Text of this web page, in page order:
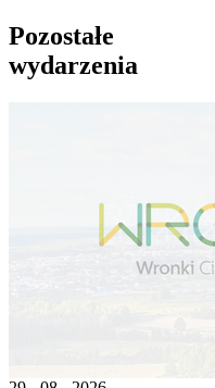
Pozostałe
wydarzenia